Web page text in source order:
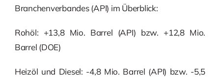
Branchenverbandes (API) im Überblick:
Rohöl: +13,8 Mio. Barrel (API) bzw. +12,8 Mio.
Barrel (DOE)
Heizöl und Diesel: -4,8 Mio. Barrel (API) bzw. -5,5